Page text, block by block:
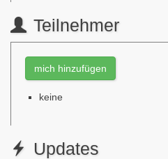
Teilnehmer
mich hinzufügen
keine
Updates